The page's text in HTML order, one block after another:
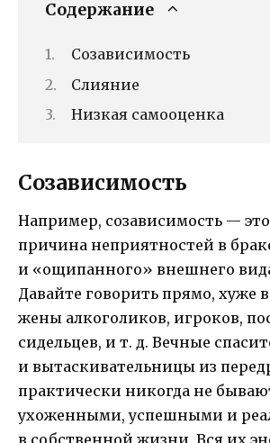
Содержание
Созависимость
Слияние
Низкая самооценка
Созависимость
Например, созависимость —
причина неприятностей в
и «ощипанного» внешнего
Давайте говорить прямо, хуже
жены алкоголиков, игроков,
сидельцев, и т. д. Вечные
и вытаскивательницы из
практически никогда не
ухоженными, успешными и